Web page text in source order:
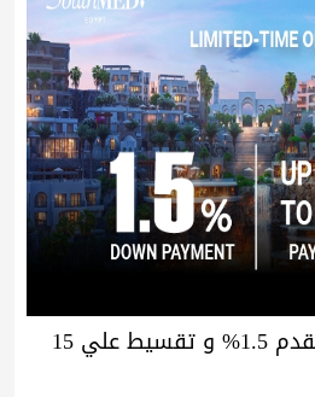
عرض لفترة محدودة مقدم 1.5% و تقسيط علي 15